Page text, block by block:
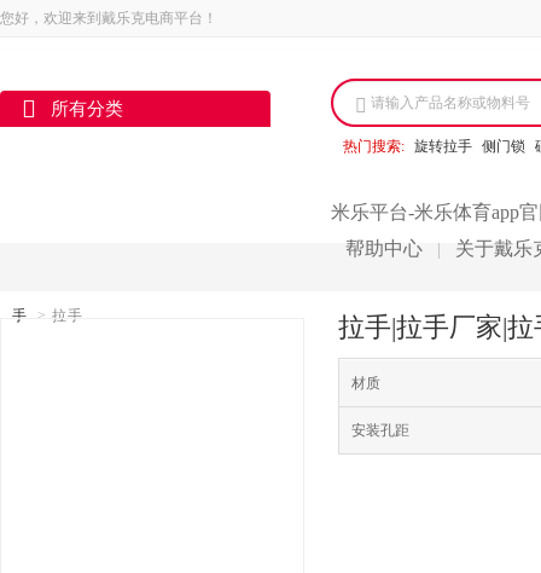
您好，欢迎来到戴乐克电商平台！
所有分类 请输入产品名称或物料号
热门搜索: 旋转拉手 侧门锁
米乐平台-米乐体育app
帮助中心
关于戴乐
手 > 拉手 拉手|拉手厂家|
材质
安装孔距